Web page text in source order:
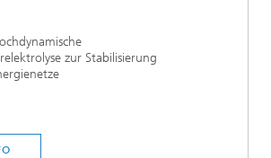
zur Stabilisierung